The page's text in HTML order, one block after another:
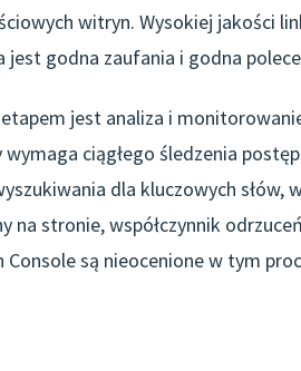
witryn. Wysokiej jakości
godna zaufania i godna
jest analiza i
ciągłego śledzenia
dla kluczowych słów,
na stronie, współczynnik
Console są nieocenione w tym